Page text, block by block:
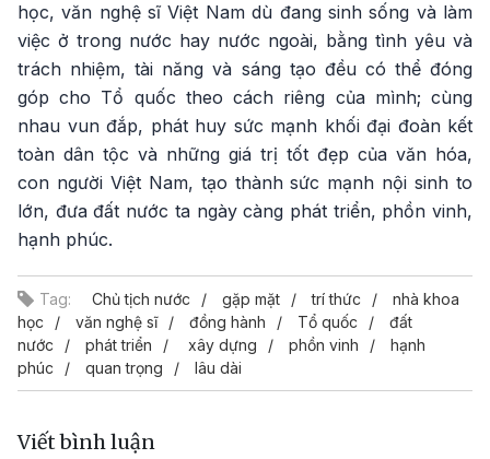
học, văn nghệ sĩ Việt Nam dù đang sinh sống và làm
việc ở trong nước hay nước ngoài, bằng tình yêu và
trách nhiệm, tài năng và sáng tạo đều có thể đóng
góp cho Tổ quốc theo cách riêng của mình; cùng
nhau vun đắp, phát huy sức mạnh khối đại đoàn kết
toàn dân tộc và những giá trị tốt đẹp của văn hóa,
con người Việt Nam, tạo thành sức mạnh nội sinh to
lớn, đưa đất nước ta ngày càng phát triển, phồn vinh,
hạnh phúc.
Tag: Chủ tịch nước gặp mặt trí thức
nhà khoa
học
văn nghệ sĩ đồng hành Tổ quốc
đất
nước
phát triển xây dựng phồn vinh
hạnh
phúc
quan trọng lâu dài
Viết bình luận